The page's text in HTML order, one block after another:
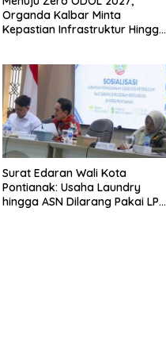
Organda Kalbar Minta
Kepastian Infrastruktur Hingga
Surat Edaran Wali Kota
Pontianak: Usaha Laundry
hingga ASN Dilarang Pakai LPG